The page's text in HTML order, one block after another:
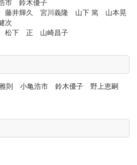
市 鈴木優子
藤井輝久 宮川義隆 山下 篤 山本晃
次
松下 正 山崎昌子
則 小亀浩市 鈴木優子 野上恵嗣